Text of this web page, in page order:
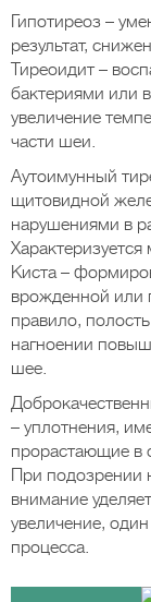
Гипотиреоз –
результат,
Тиреоидит –
бактериями или
увеличение
части шеи.
Аутоимунный
щитовидной
нарушениями в
Киста –
врожденной или
правило,
нагноении
шее.
– уплотнения,
прорастающие в
При подозрении
внимание
увеличение,
процесса.